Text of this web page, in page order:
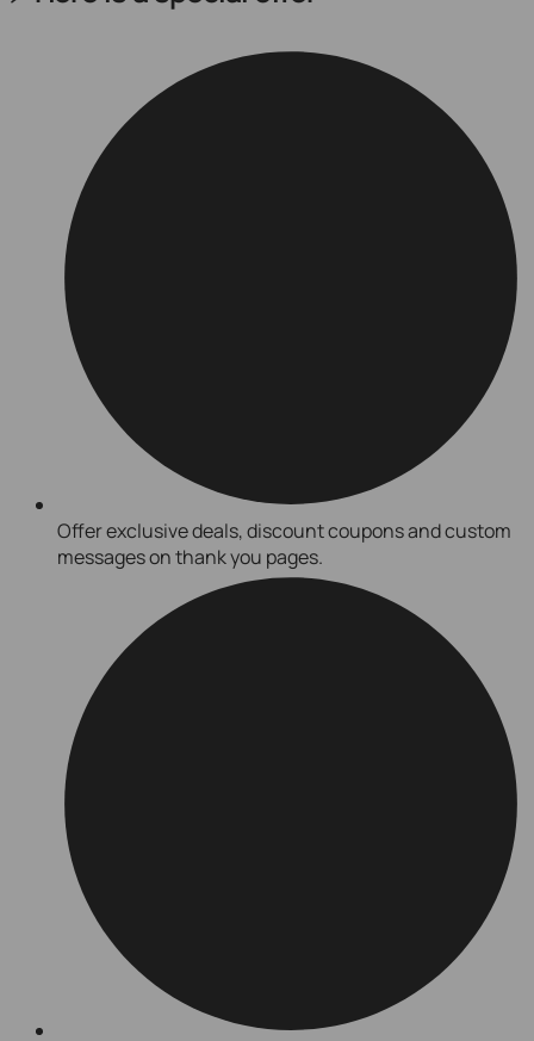
Offer exclusive deals, discount coupons and custom
messages on thank you pages.